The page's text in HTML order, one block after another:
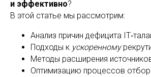
и эффективно?
В этой статье мы рассмотрим:
Анализ причин дефицита
Подходы к ускоренному
Методы расширения
Оптимизацию процессов